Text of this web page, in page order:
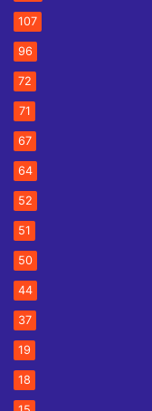
107
96
72
71
67
64
52
51
50
44
37
19
18